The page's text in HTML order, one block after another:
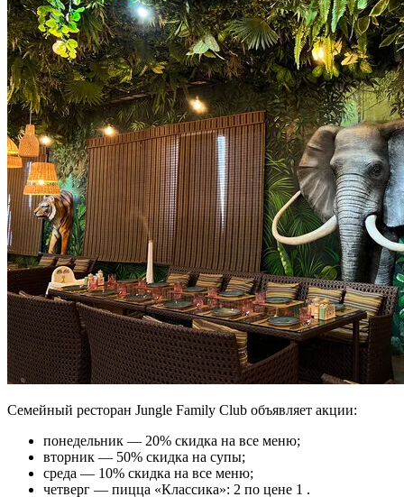
Семейный ресторан Jungle Family Club объявляет акции:
понедельник — 20% скидка на все меню;
вторник — 50% скидка на супы;
среда — 10% скидка на все меню;
четверг — пицца «Классика»: 2 по цене 1 .